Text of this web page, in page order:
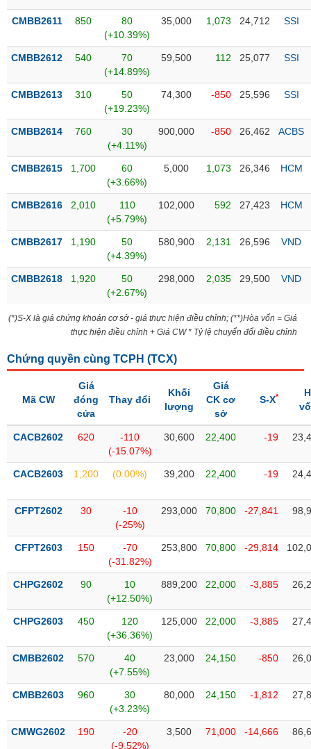
quan
dịch
chính
tích
thuật
sơ
doanh
Tin
liệu
lý
trường
CMBB2611 850
80
(+10.39%)
35,000 1,073 24,712 SSI
CMBB2612 540
70
(+14.89%)
59,500 112 25,077 SSI
CMBB2613 310
50
(+19.23%)
74,300 -850 25,596 SSI
CMBB2614 760
30
(+4.11%)
900,000 -850 26,462 ACBS
CMBB2615 1,700
60
(+3.66%)
5,000 1,073 26,346 HCM
CMBB2616 2,010
110
(+5.79%)
102,000 592 27,423 HCM
CMBB2617 1,190
50
(+4.39%)
580,900 2,131 26,596 VND
CMBB2618 1,920
50
(+2.67%)
298,000 2,035 29,500 VND
(*)S-X là giá chứng khoán cơ sở - giá thực hiện điều chỉnh; (**)Hòa vốn = Giá
thực hiện điều chỉnh + Giá CW * Tỷ lệ chuyển đổi điều chỉnh
Chứng quyền cùng TCPH (TCX)
Mã CW
Giá
đóng
cửa
Thay đổi
Khối
lượng
Giá
CK cơ
sở
S-X*
CACB2602 620
-110
(-15.07%)
30,600 22,400 -19
CACB2603 1,200 (0.00%) 39,200 22,400 -19
CFPT2602 30
-10
(-25%)
293,000 70,800 -27,841
CFPT2603 150
-70
(-31.82%)
253,800 70,800 -29,814
CHPG2602 90
10
(+12.50%)
889,200 22,000 -3,885
CHPG2603 450
120
(+36.36%)
125,000 22,000 -3,885
CMBB2602 570
40
(+7.55%)
23,000 24,150 -850
CMBB2603 960
30
(+3.23%)
80,000 24,150 -1,812
CMWG2602 190
-20
(-9.52%)
3,500 71,000 -14,666
SECTOR
NĂNG
VẬT
CÔNG
TIÊU
KHÔNG
YẾU
TIÊU
DÙNG
YẾU
CHĂM
SÓC
KHỎE